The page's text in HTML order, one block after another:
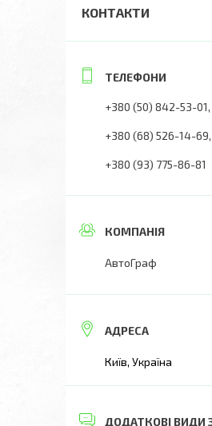
КОНТАКТИ
+380 (50) 842-53-01
+380 (68) 526-14-69
+380 (93) 775-86-81
АвтоГраф
Київ, Україна